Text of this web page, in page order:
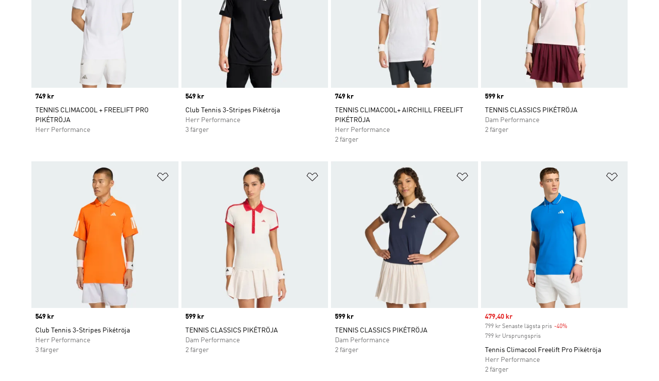
Price
749 kr
TENNIS CLIMACOOL + FREELIFT PRO
PIKÉTRÖJA
Herr Performance
Price
549 kr
Club Tennis 3-Stripes Pikétröja
Herr Performance
3 färger
Price
749 kr
TENNIS CLIMACOOL+ AIRCHILL FREELIFT
PIKÉTRÖJA
Herr Performance
2 färger
Price
599 kr
TENNIS CLASSICS PIKÉTRÖJA
Dam Performance
2 färger
Lägg till på önskelistan
Price
549 kr
Club Tennis 3-Stripes Pikétröja
Herr Performance
3 färger
Lägg till på önskelistan
Price
599 kr
TENNIS CLASSICS PIKÉTRÖJA
Dam Performance
2 färger
Lägg till på önskelistan
Price
599 kr
TENNIS CLASSICS PIKÉTRÖJA
Dam Performance
2 färger
Sale price
479,40 kr
799 kr Senaste lägsta pris -40%Discount
799 kr Ursprungspris
Tennis Climacool Freelift Pro Pikétröja
Herr Performance
2 färger